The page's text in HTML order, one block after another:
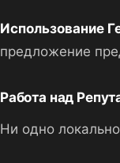
Использование
предложение
Работа над
Ни одно